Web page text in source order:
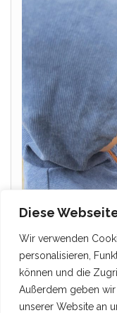
Diese
Wir verwenden
personalisieren,
können und die
Außerdem geben
unserer Website an